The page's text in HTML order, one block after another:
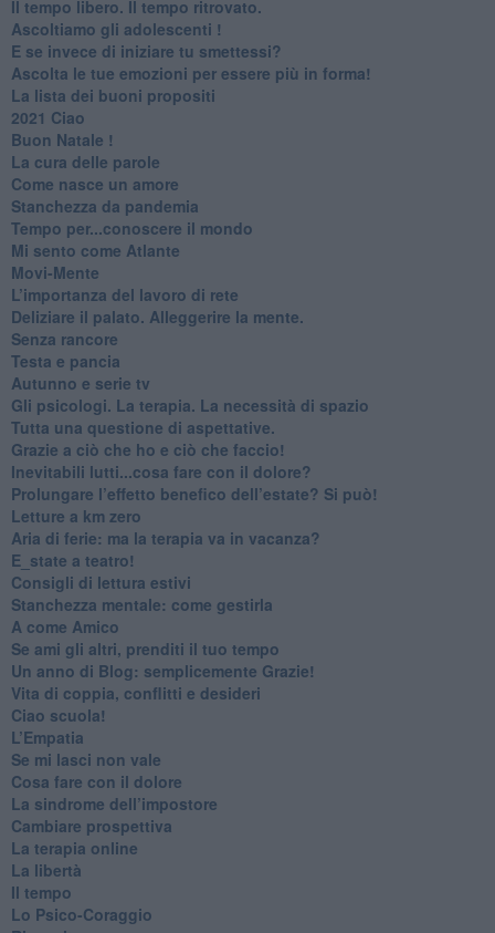
​Il tempo libero. Il tempo ritrovato.
Ascoltiamo gli adolescenti !
​E se invece di iniziare tu smettessi?
​Ascolta le tue emozioni per essere più in forma!
​La lista dei buoni propositi
2021 Ciao
Buon Natale !
​La cura delle parole
​Come nasce un amore
Stanchezza da pandemia
​Tempo per...conoscere il mondo
​Mi sento come Atlante
​Movi-Mente
​L’importanza del lavoro di rete
​Deliziare il palato. Alleggerire la mente.
​Senza rancore
​Testa e pancia
​Autunno e serie tv
​Gli psicologi. La terapia. La necessità di spazio
​Tutta una questione di aspettative.
​Grazie a ciò che ho e ciò che faccio!
​Inevitabili lutti...cosa fare con il dolore?
Prolungare l’effetto benefico dell’estate? Si può!
​Letture a km zero
​Aria di ferie: ma la terapia va in vacanza?
​E_state a teatro!
​Consigli di lettura estivi
​Stanchezza mentale: come gestirla
​A come Amico
​Se ami gli altri, prenditi il tuo tempo
​Un anno di Blog: semplicemente Grazie!
​Vita di coppia, conflitti e desideri
​Ciao scuola!
​L’Empatia
​Se mi lasci non vale
Cosa fare con il dolore
​La sindrome dell’impostore
​Cambiare prospettiva
La terapia online
La libertà
​Il tempo
​Lo Psico-Coraggio